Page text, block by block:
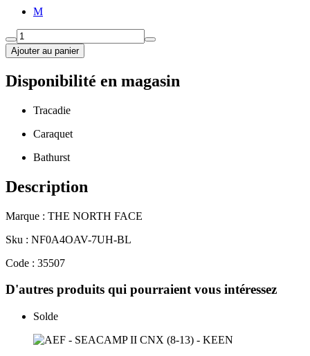
M
Ajouter au panier
Disponibilité en magasin
Tracadie
Caraquet
Bathurst
Description
Marque : THE NORTH FACE
Sku : NF0A4OAV-7UH-BL
Code : 35507
D'autres produits qui pourraient vous intéressez
Solde